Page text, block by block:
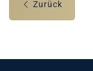
Zurück